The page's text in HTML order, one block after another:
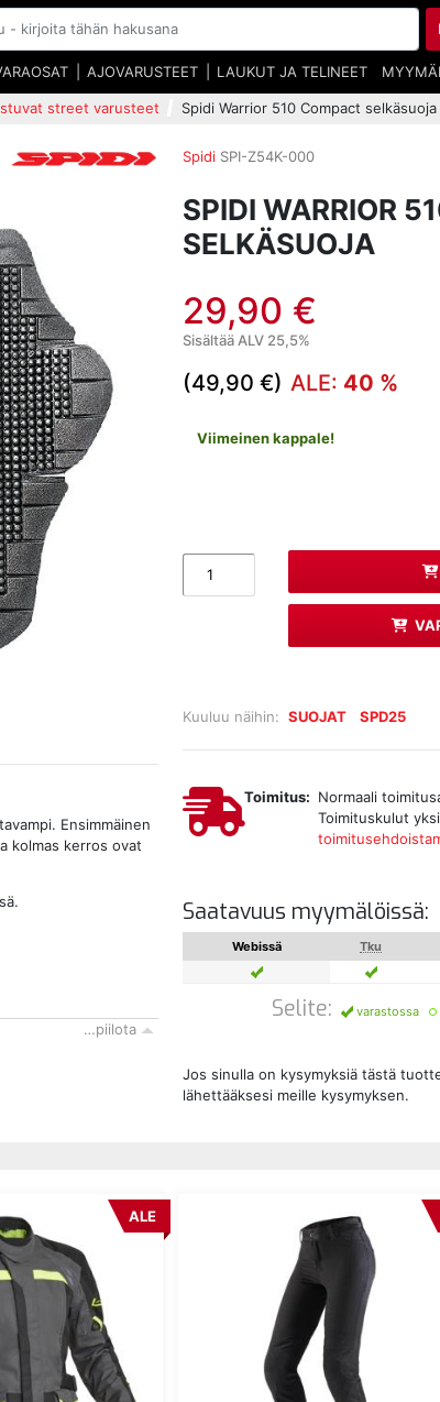
AJOVARUSTEET LAUKUT JA TELINEET
street varusteet Spidi Warrior 510 Compact selkäsuoja
Spidi SPI-Z54K-000
SPIDI WARRIOR
SELKÄSUOJA
29,90 €
Sisältää ALV 25,5%
(49,90 €) ALE: 40 %
Viimeinen kappale!
Kuuluu näihin: SUOJAT SPD25
Toimitus: Normaali
Toimituskulut
Saatavuus myymälöissä:
Webissä Tku
Selite: varastossa
Jos sinulla on kysymyksiä tästä
lähettääksesi meille kysymyksen.
Ensimmäinen
kolmas kerros ovat
…piilota
ALE